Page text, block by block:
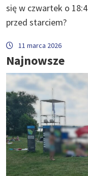
się w czwartek o
przed starciem?
11 marca 2026
Najnowsze